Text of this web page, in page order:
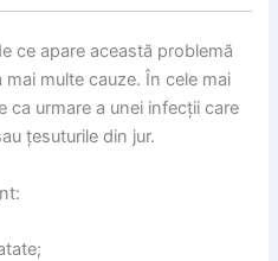
ce apare această problemă
multe cauze. În cele mai
ca urmare a unei infecții care
țesuturile din jur.